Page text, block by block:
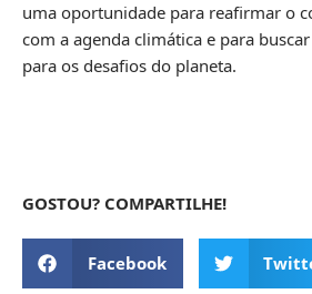
uma oportunidade para reafirmar o
com a agenda climática e para
para os desafios do planeta.
GOSTOU? COMPARTILHE!
Facebook